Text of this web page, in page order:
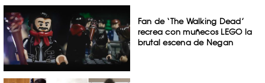
Fan de ‘The Walking Dead’
recrea con muñecos LEGO la
brutal escena de Negan